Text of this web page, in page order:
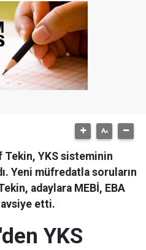
Tekin, YKS sisteminin
Yeni müfredatla soruların
adaylara MEBİ, EBA
etti.
YKS